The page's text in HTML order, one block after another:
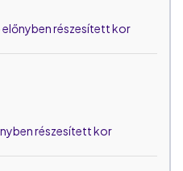
előnyben részesített kor
részesített kor